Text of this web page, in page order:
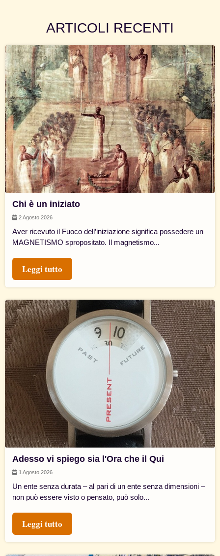
ARTICOLI RECENTI
Chi è un iniziato
2 Agosto 2026
Aver ricevuto il Fuoco dell’iniziazione significa possedere un
MAGNETISMO spropositato. Il magnetismo...
Leggi tutto
Adesso vi spiego sia l'Ora che il Qui
1 Agosto 2026
Un ente senza durata – al pari di un ente senza dimensioni –
non può essere visto o pensato, può solo...
Leggi tutto